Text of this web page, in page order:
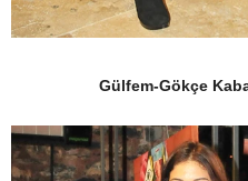
Gülfem-Gökçe